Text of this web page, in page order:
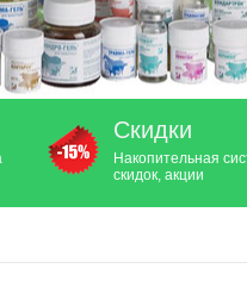
Скидки
Накопительная
скидок, акции